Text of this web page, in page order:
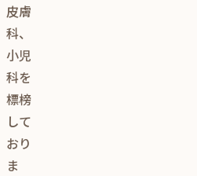
皮膚
科、
小児
科を
標榜
して
おり
ま